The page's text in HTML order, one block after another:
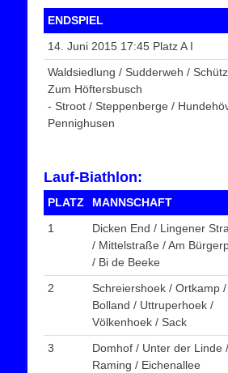
ENDSPIEL
14. Juni 2015 17:45 Platz A I
Waldsiedlung / Sudderweh /
Zum Höftersbusch
- Stroot / Steppenberge /
Pennighusen
Lauf-Biathlon:
PLATZ MANNSCHAFT
1
Dicken End / Lingener
/ Mittelstraße / Am
/ Bi de Beeke
2
Schreiershoek / Ortkamp /
Bolland / Uttruperhoek /
Völkenhoek / Sack
3
Domhof / Unter der Linde /
Raming / Eichenallee